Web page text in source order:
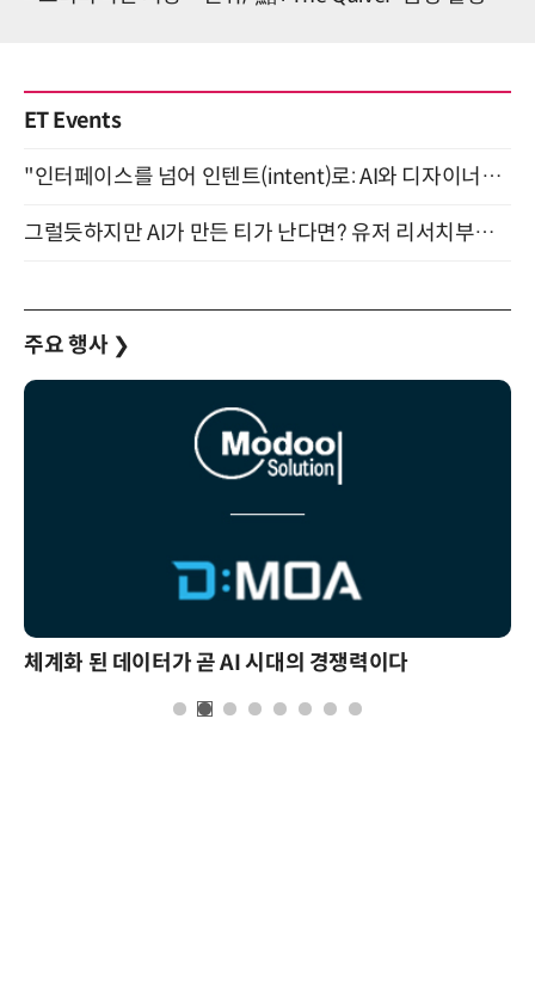
ET Events
"인터페이스를 넘어 인텐트(intent)로: AI와 디자이너가 함께 만드는 공존의 UX" 강남역 (9/2)
그럴듯하지만 AI가 만든 티가 난다면? 유저 리서치부터 배포까지! (9/15)
주요 행사 ❯
체계화 된 데이터가 곧 AI 시대의 경쟁력이다